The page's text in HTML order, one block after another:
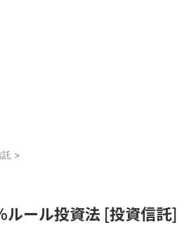
>
ール投資法 [投資信託]